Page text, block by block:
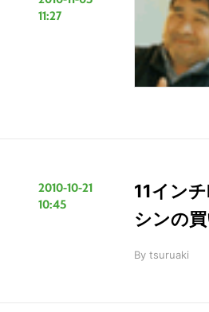
11:27
2010-10-21
10:45
11イン
シンの
By tsuruaki